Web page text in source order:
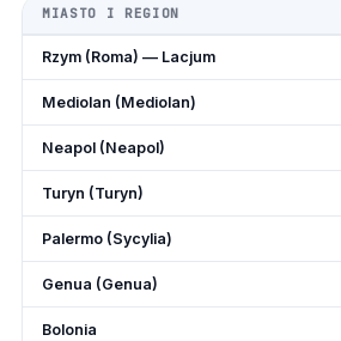
MIASTO I REGION
Rzym (Roma) — Lacjum
Mediolan (Mediolan)
Neapol (Neapol)
Turyn (Turyn)
Palermo (Sycylia)
Genua (Genua)
Bolonia